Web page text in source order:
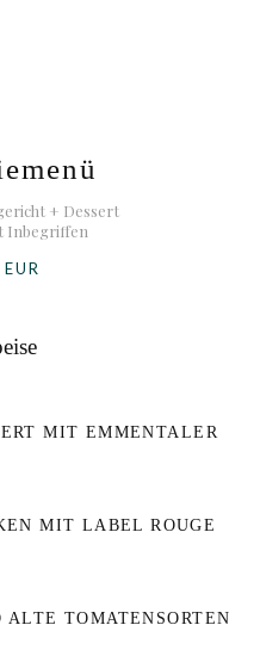
+ Dessert
Inbegriffen
MIT EMMENTALER
MIT LABEL ROUGE
TOMATENSORTEN